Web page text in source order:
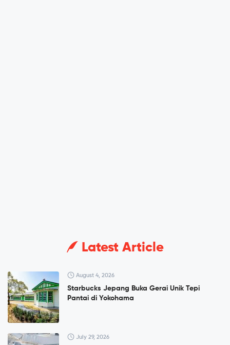
Latest Article
August 4, 2026
Starbucks Jepang Buka Gerai Unik Tepi
Pantai di Yokohama
July 29, 2026